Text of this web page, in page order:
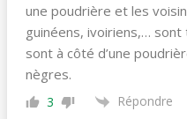
une poudrière et les
guinéens, ivoiriens,…
sont à côté d’une
nègres.
3 Répondre